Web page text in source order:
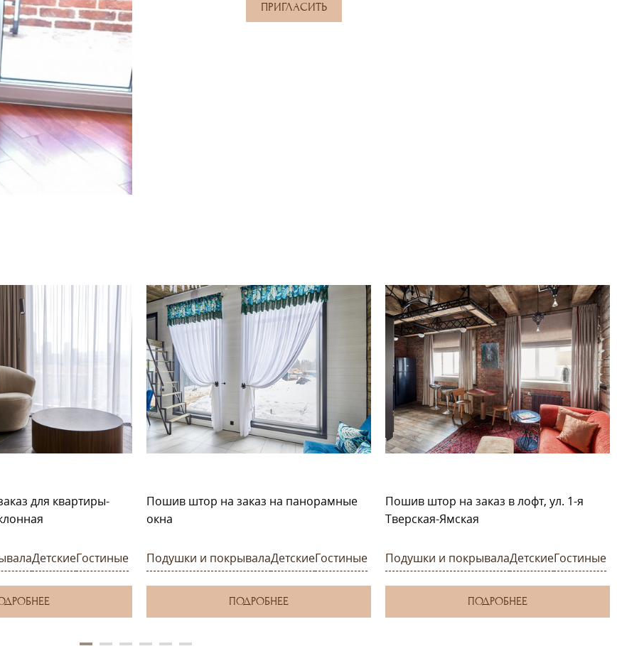
ПРИГЛАСИТЬ
для квартиры-
ДетскиеГостиные
Пошив штор на заказ на панорамные
окна
Подушки и покрывалаДетскиеГостиные
ПОДРОБНЕЕ
Пошив штор на заказ в лофт, ул. 1-я
Тверская-Ямская
Подушки и покрывалаДетскиеГостиные
ПОДРОБНЕЕ